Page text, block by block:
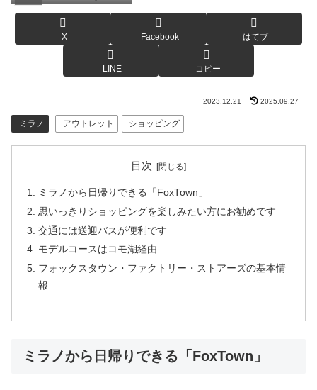
X Facebook はてブ
LINE コピー
2023.12.21 2025.09.27
ミラノ アウトレット ショッピング
目次
ミラノから日帰りできる「FoxTown」
思いっきりショッピングを楽しみたい方にお勧めです
交通には送迎バスが便利です
モデルコースはコモ湖経由
フォックスタウン・ファクトリー・ストアーズの基本情
報
ミラノから日帰りできる「FoxTown」